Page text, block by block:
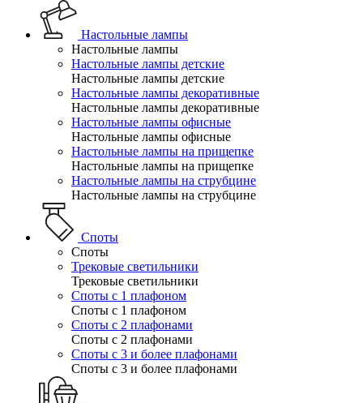
Настольные лампы
Настольные лампы
Настольные лампы детские
Настольные лампы детские
Настольные лампы декоративные
Настольные лампы декоративные
Настольные лампы офисные
Настольные лампы офисные
Настольные лампы на прищепке
Настольные лампы на прищепке
Настольные лампы на струбцине
Настольные лампы на струбцине
Споты
Споты
Трековые светильники
Трековые светильники
Споты с 1 плафоном
Споты с 1 плафоном
Споты с 2 плафонами
Споты с 2 плафонами
Споты с 3 и более плафонами
Споты с 3 и более плафонами